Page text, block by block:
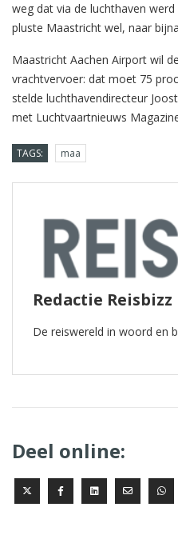
weg dat via de luchthaven
pluste Maastricht wel, naar
Maastricht Aachen Airport wil
vrachtvervoer: dat moet 75
stelde luchthavendirecteur
met Luchtvaartnieuws
TAGS: maa
Redactie Reisbizz
De reiswereld in woord en
Deel online: